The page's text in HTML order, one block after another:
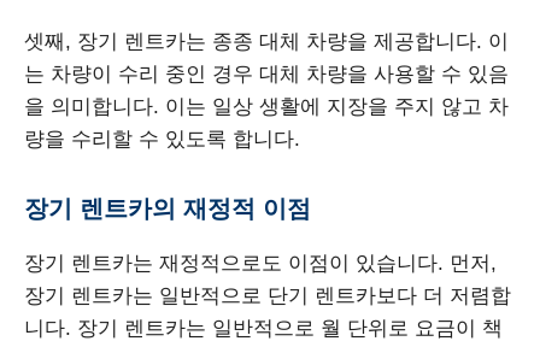
셋째, 장기 렌트카는 종종 대체 차량을 제공합니다. 이
는 차량이 수리 중인 경우 대체 차량을 사용할 수 있음
을 의미합니다. 이는 일상 생활에 지장을 주지 않고 차
량을 수리할 수 있도록 합니다.
장기 렌트카의 재정적 이점
장기 렌트카는 재정적으로도 이점이 있습니다. 먼저,
장기 렌트카는 일반적으로 단기 렌트카보다 더 저렴합
니다. 장기 렌트카는 일반적으로 월 단위로 요금이 책